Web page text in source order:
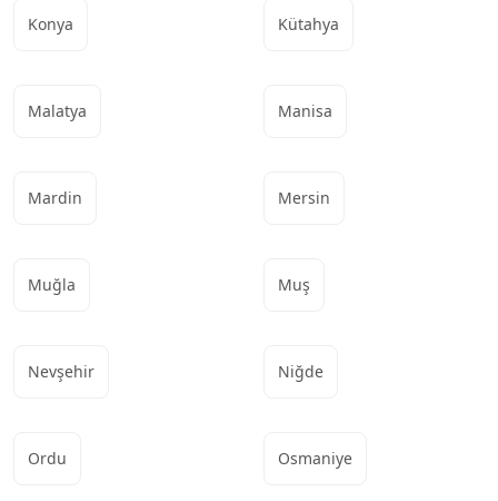
Konya Kütahya
Malatya Manisa
Mardin Mersin
Muğla Muş
Nevşehir Niğde
Ordu Osmaniye